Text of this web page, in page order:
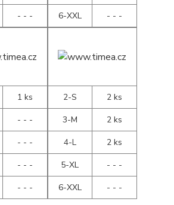
- - -
6-XXL
- - -
1 ks
- - -
- - -
- - -
- - -
2-S
2 ks
3-M
2 ks
4-L
2 ks
5-XL
- - -
6-XXL
- - -